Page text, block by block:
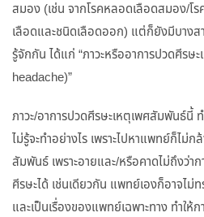
สมอง (เช่น จากโรคหลอดเลือดสมอง/โ
เลือดและชนิดเลือดออก) แต่ก็ยังมีบางส
รู้จักกัน ได้แก่ “ภาวะหรืออาการปวดศีรษ
headache)”
ภาวะ/อาการปวดศีรษะเหตุเพศสัมพันธ์นี้
ไม่รู้จะทำอย่างไร เพราะไปหาแพทย์ก็ไม่
สัมพันธ์ เพราะอายและ/หรือคาดไม่ถึงว่า
ศีรษะได้ เช่นเดียวกัน แพทย์เองก็อาจไม่
และเป็นเรื่องของแพทย์เฉพาะทาง ทำให้